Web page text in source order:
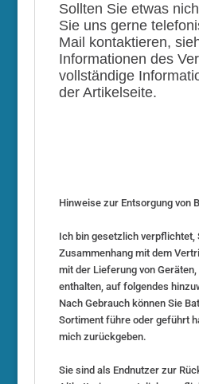
Sollten Sie etwas
Sie uns gerne
Mail kontaktieren,
Informationen des
vollständige
der Artikelseite.
Hinweise zur Entsorgung von
Ich bin gesetzlich verpflichtet,
Zusammenhang mit dem
mit der Lieferung von
enthalten, auf folgendes
Nach Gebrauch können Sie
Sortiment führe oder geführt
mich zurückgeben.
Sie sind als Endnutzer zur